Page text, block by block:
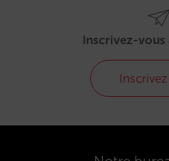
Inscrivez-vous